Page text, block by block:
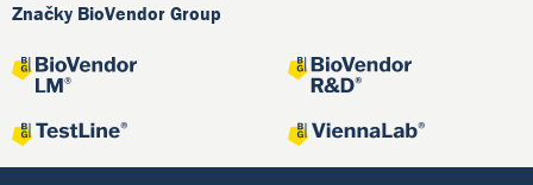
Značky BioVendor Group